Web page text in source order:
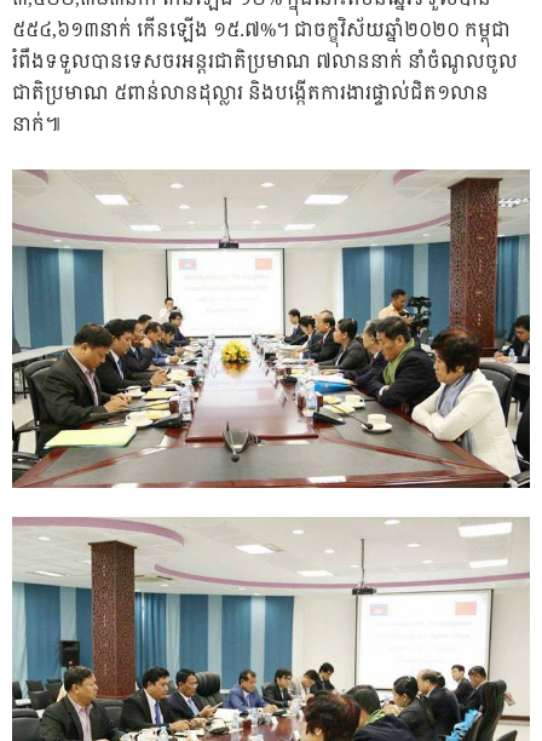
៥៥៤,៦១៣នាក់ កើនឡើង ១៥.៧%។ ជាចក្ខុវិស័យឆ្នាំ២០២០ កម្ពុជា
រំពឹងទទួលបានទេសចរអន្តរជាតិប្រមាណ ៧លាននាក់ នាំចំណូលចូល
ជាតិប្រមាណ ៥ពាន់លានដុល្លារ និងបង្កើតការងារផ្ទាល់ជិត១លាន
នាក់៕